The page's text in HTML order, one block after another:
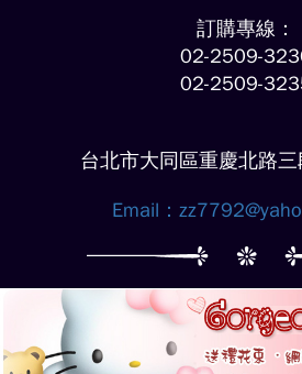
訂購專線：
02-2509-
02-2509-
台北市大同區重慶北路
Email：